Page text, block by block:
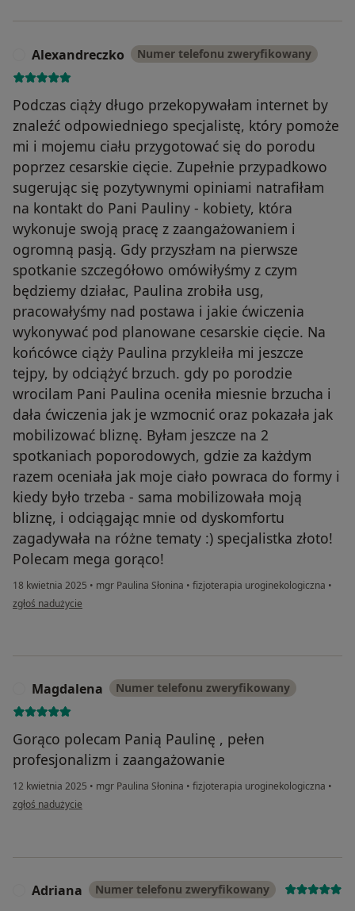
Alexandreczko Numer telefonu zweryfikowany
Podczas ciąży długo przekopywałam internet by
znaleźć odpowiedniego specjalistę, który pomoże
mi i mojemu ciału przygotować się do porodu
poprzez cesarskie cięcie. Zupełnie przypadkowo
sugerując się pozytywnymi opiniami natrafiłam
na kontakt do Pani Pauliny - kobiety, która
wykonuje swoją pracę z zaangażowaniem i
ogromną pasją. Gdy przyszłam na pierwsze
spotkanie szczegółowo omówiłyśmy z czym
będziemy działac, Paulina zrobiła usg,
pracowałyśmy nad postawa i jakie ćwiczenia
wykonywać pod planowane cesarskie cięcie. Na
końcówce ciąży Paulina przykleiła mi jeszcze
tejpy, by odciążyć brzuch. gdy po porodzie
wrocilam Pani Paulina oceniła miesnie brzucha i
dała ćwiczenia jak je wzmocnić oraz pokazała jak
mobilizować bliznę. Byłam jeszcze na 2
spotkaniach poporodowych, gdzie za każdym
razem oceniała jak moje ciało powraca do formy i
kiedy było trzeba - sama mobilizowała moją
bliznę, i odciągając mnie od dyskomfortu
zagadywała na różne tematy :) specjalistka złoto!
Polecam mega gorąco!
18 kwietnia 2025 • mgr Paulina Słonina • fizjoterapia uroginekologiczna •
w opinii użytkownika Alexandreczko
zgłoś nadużycie
Magdalena Numer telefonu zweryfikowany
Gorąco polecam Panią Paulinę , pełen
profesjonalizm i zaangażowanie
12 kwietnia 2025 • mgr Paulina Słonina • fizjoterapia uroginekologiczna •
w opinii użytkownika Magdalena
zgłoś nadużycie
Adriana Numer telefonu zweryfikowany